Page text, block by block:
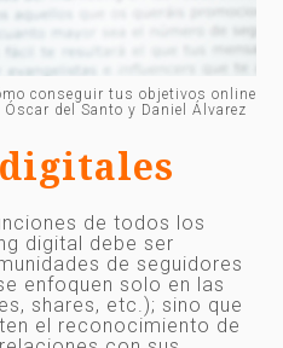
conseguir tus objetivos online
del Santo y Daniel Álvarez
de todos los
digital debe ser
de seguidores
enfoquen solo en las
shares, etc.); sino que
el reconocimiento de